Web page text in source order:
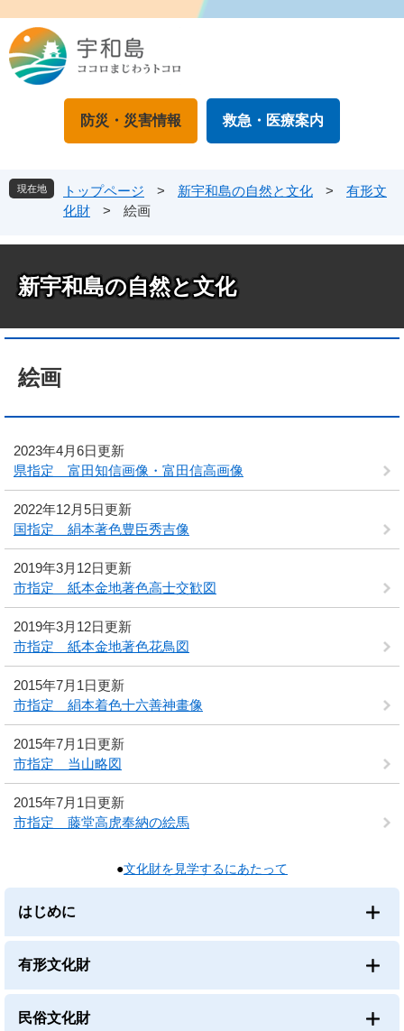
ジ
の
ュ
ー
本
文
防災・災害情報 救急・医療案内
現在地 トップページ > 新宇和島の自然と文化 >
有形文
化財
> 絵画
新宇和島の自然と文化
絵画
2023年4月6日更新
県指定 富田知信画像・富田信高画像
2022年12月5日更新
国指定 絹本著色豊臣秀吉像
2019年3月12日更新
市指定 紙本金地著色高士交歓図
2019年3月12日更新
市指定 紙本金地著色花鳥図
2015年7月1日更新
市指定 絹本着色十六善神畫像
2015年7月1日更新
市指定 当山略図
2015年7月1日更新
市指定 藤堂高虎奉納の絵馬
●文化財を見学するにあたって
はじめに
有形文化財
民俗文化財